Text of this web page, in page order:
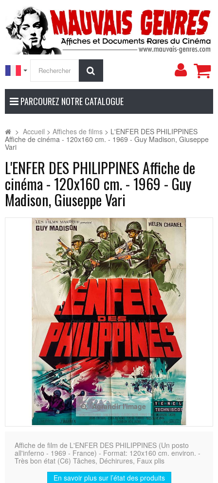
Mon
PARCOUREZ NOTRE CATALOGUE
> Accueil > Affiches de films > L'ENFER DES PHILIPPINES
Affiche de cinéma - 120x160 cm. - 1969 - Guy Madison, Giuseppe
Vari
L'ENFER DES PHILIPPINES Affiche de
cinéma - 120x160 cm. - 1969 - Guy
Madison, Giuseppe Vari
Agrandir l'image
Affiche de film de L'ENFER DES PHILIPPINES (Un posto
all'inferno - 1969 - France) - Format: 120x160 cm. environ. -
Très bon état (C6) Tâches, Déchirures, Faux plis
En savoir plus sur l’état des produits